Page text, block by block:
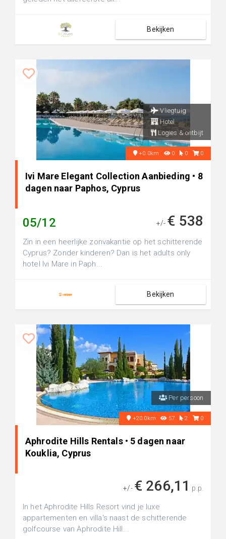
Bekijken
Vliegtuig
Hotel
Logies & ontbijt
+0.0km 0 0 0
Ivi Mare Elegant Collection Aanbieding • 8
dagen naar Paphos, Cyprus
05/12 +/- € 538
Zin in een heerlijke zonvakantie op het schitterende
Cyprus? Zonder kinderen? Dan is het adults only
hotel Ivi Mare in Paph...
Bekijken
Per persoon
+20.0km 57 2 0
Aphrodite Hills Rentals • 5 dagen naar
Kouklia, Cyprus
+/- € 266,11 p.p.
In het Aphrodite Hills Resort vind je luxe
appartementen en villa's naast de schitterende
golfcourse van Aphrodite Hill...